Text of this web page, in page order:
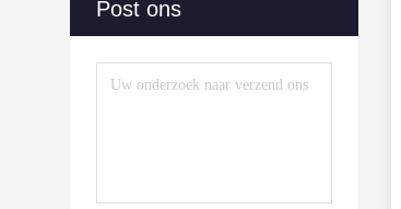
Post ons